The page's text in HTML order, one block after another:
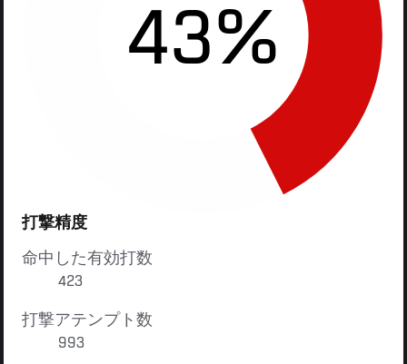
43%
打撃精度
命中した有効打数
423
打撃アテンプト数
993